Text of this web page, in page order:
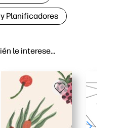
le interese…
Planificadores